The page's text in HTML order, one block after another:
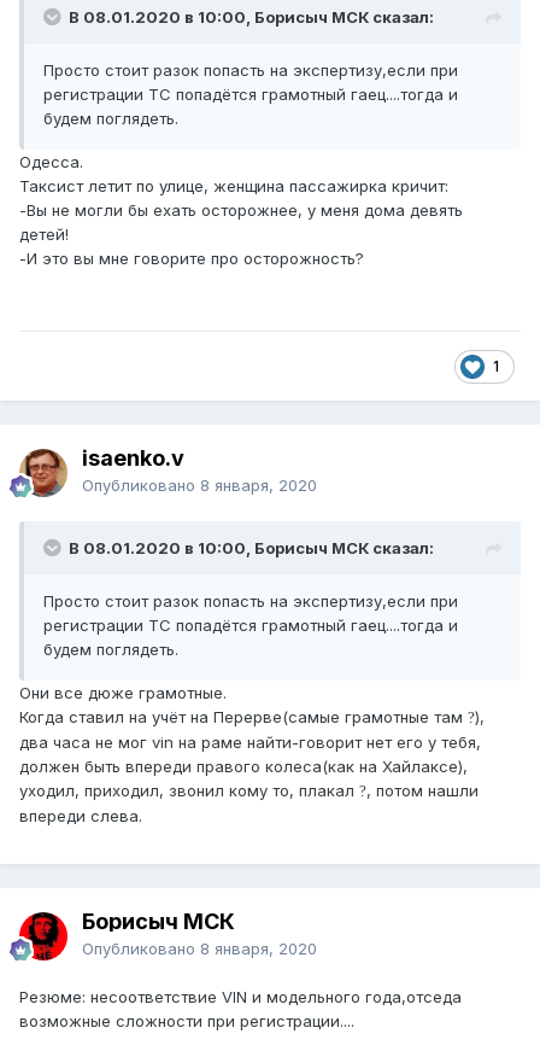
В 08.01.2020 в 10:00, Борисыч МСК сказал:
Просто стоит разок попасть на экспертизу,если при
регистрации ТС попадётся грамотный гаец....тогда и
будем поглядеть.
Одесса.
Таксист летит по улице, женщина пассажирка кричит:
-Вы не могли бы ехать осторожнее, у меня дома девять
детей!
-И это вы мне говорите про осторожность?
1
isaenko.v
Опубликовано 8 января, 2020
В 08.01.2020 в 10:00, Борисыч МСК сказал:
Просто стоит разок попасть на экспертизу,если при
регистрации ТС попадётся грамотный гаец....тогда и
будем поглядеть.
Они все дюже грамотные.
Когда ставил на учёт на Перерве(самые грамотные там ?),
два часа не мог vin на раме найти-говорит нет его у тебя,
должен быть впереди правого колеса(как на Хайлаксе),
уходил, приходил, звонил кому то, плакал ?, потом нашли
впереди слева.
Борисыч МСК
Опубликовано 8 января, 2020
Резюме: несоответствие VIN и модельного года,отседа
возможные сложности при регистрации....